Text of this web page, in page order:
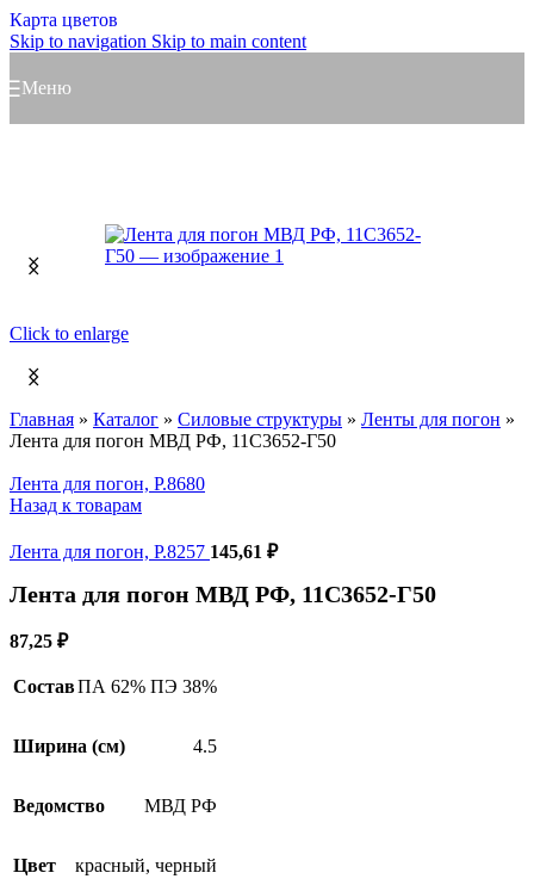
Карта цветов
Skip to navigation Skip to main content
Меню
Click to enlarge
Главная » Каталог » Силовые структуры » Ленты для погон »
Лента для погон МВД РФ, 11С3652-Г50
Лента для погон, Р.8680
Назад к товарам
Лента для погон, Р.8257 145,61 ₽
Лента для погон МВД РФ, 11С3652-Г50
87,25 ₽
СоставПА 62% ПЭ 38%
Ширина (см) 4.5
Ведомство МВД РФ
Цвет красный, черный